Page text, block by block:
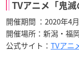
TVアニメ「鬼
開催期間 ：2020年4
開催場所：新潟・福
公式サイト： TVアニ